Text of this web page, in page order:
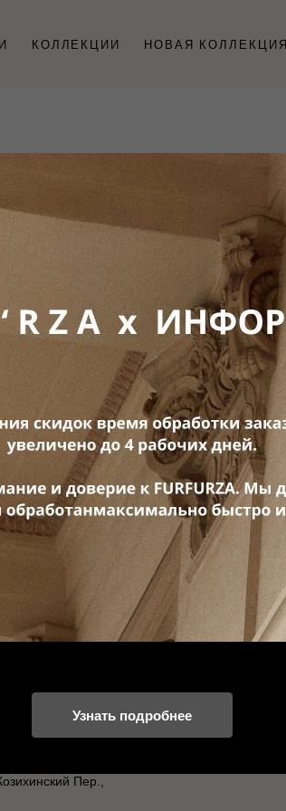
КОЛЛЕКЦИИ НОВАЯ КОЛЛЕКЦИЯ
11:00 —
Пер.,
Покупателям
Оферта
Доставка И Оплата
Узнать подробнее